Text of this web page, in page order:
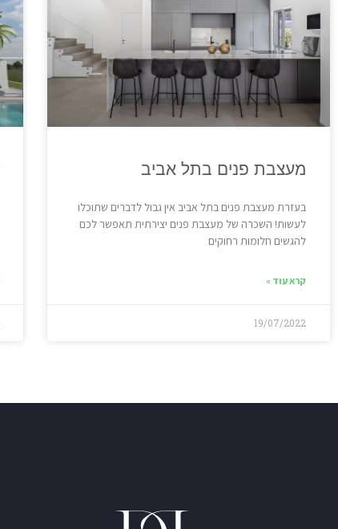
מעצבת פנים בתל אביב
בעזרת מעצבת פנים בתל אביב אין גבול לדברים שתוכלו
לעשות! השכרה של מעצבת פנים יצירתית תאפשר לכם
להגשים חלומות רחוקים
קרא עוד »
19/07/2022